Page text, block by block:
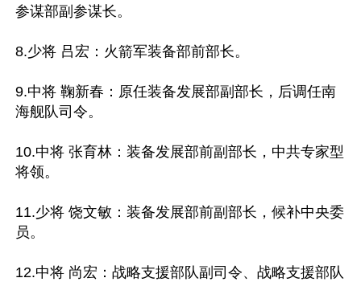
参谋部副参谋长。
8.少将 吕宏：火箭军装备部前部长。
9.中将 鞠新春：原任装备发展部副部长，后调任南
海舰队司令。
10.中将 张育林：装备发展部前副部长，中共专家型
将领。
11.少将 饶文敏：装备发展部前副部长，候补中央委
员。
12.中将 尚宏：战略支援部队副司令、战略支援部队